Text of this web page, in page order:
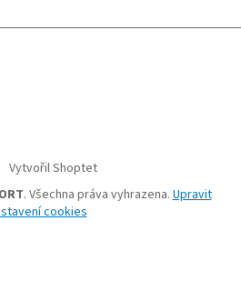
Vytvořil Shoptet
. Všechna práva vyhrazena. Upravit
cookies